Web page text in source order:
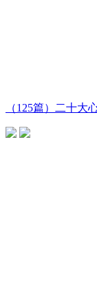
（125篇）二十大